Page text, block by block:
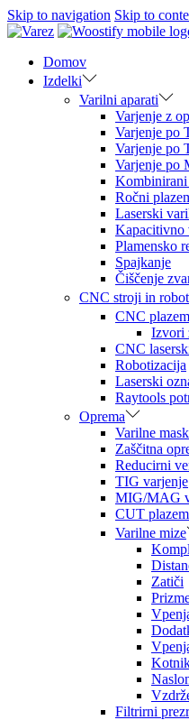
Skip to navigation Skip to
Domov
Izdelki
Varilni aparati
Varjenje z
Varjenje po
Varjenje po
Varjenje po
Kombinirani
Ročni
Laserski
Kapacitivno
Plamensko
Spajkanje
Čiščenje
CNC stroji in
CNC
Izvori
CNC
Robotizacija
Laserski
Raytools
Oprema
Varilne
Zaščitna
Reducirni
TIG varjenje
MIG/MAG
CUT
Varilne mize
Zatiči
Filtrirni